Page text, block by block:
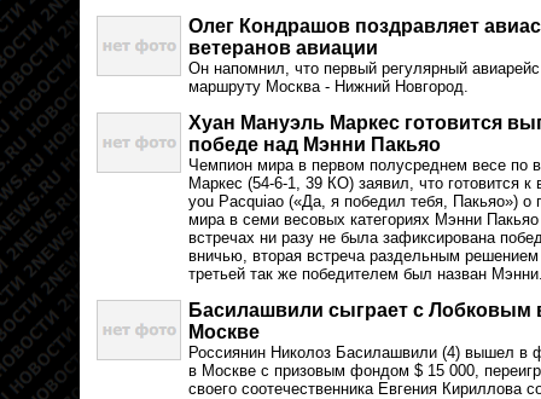
Олег Кондрашов поздравляет
ветеранов авиации
Он напомнил, что первый регулярный
маршруту Москва - Нижний Новгород.
Хуан Мануэль Маркес готовится
победе над Мэнни Пакьяо
Чемпион мира в первом полусреднем весе по
Маркес (54-6-1, 39 КО) заявил, что готовится
you Pacquiao («Да, я победил тебя, Пакьяо»)
мира в семи весовых категориях Мэнни
встречах ни разу не была зафиксирована
вничью, вторая встреча раздельным
третьей так же победителем был назван
Басилашвили сыграет с
Москве
Россиянин Николоз Басилашвили (4) вышел в
в Москве с призовым фондом $ 15 000,
своего соотечественника Евгения Кириллова